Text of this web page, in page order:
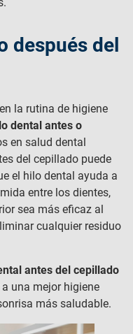
después del
la rutina de higiene
dental antes o
en salud dental
del cepillado puede
el hilo dental ayuda a
entre los dientes,
sea más eficaz al
cualquier residuo
antes del cepillado
una mejor higiene
más saludable.